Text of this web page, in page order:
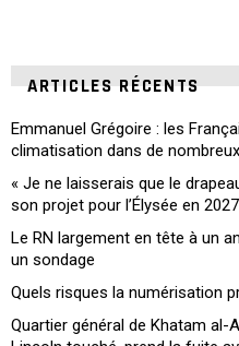
ARTICLES RÉCENTS
Emmanuel Grégoire : les
climatisation dans de
« Je ne laisserais que le
son projet pour l’Élysée en 2027
Le RN largement en tête à un
un sondage
Quels risques la numérisation
Quartier général de Khatam al-